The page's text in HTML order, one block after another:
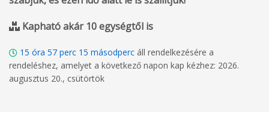
Kapható akár 10 egységtől is
15 óra 57 perc 14 másodperc áll rendelkezésére a
rendeléshez, amelyet a következő napon kap kézhez: 2026.
augusztus 20., csütörtök